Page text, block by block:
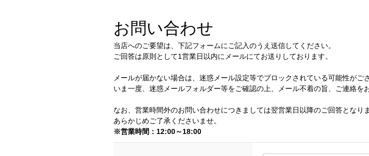
お問い合わせ
当店へのご要望は、下記フォームにご記入のうえ送信してください。
ご回答は原則として1営業日以内にメールにてお送りしております。
メールが届かない場合は、迷惑メール設定等でブロックされている可能性がご
いま一度、迷惑メールフォルダー等をご確認の上、メール不着の旨、ご連絡を
なお、営業時間外のお問い合わせにつきましては翌営業日以降のご回答となりま
あらかじめご了承くださいませ。
※営業時間：12:00～18:00